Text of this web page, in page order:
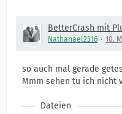
BetterCrash mit
Nathanael2316 10.
so auch mal gerade
Mmm sehen tu ich nicht
Dateien